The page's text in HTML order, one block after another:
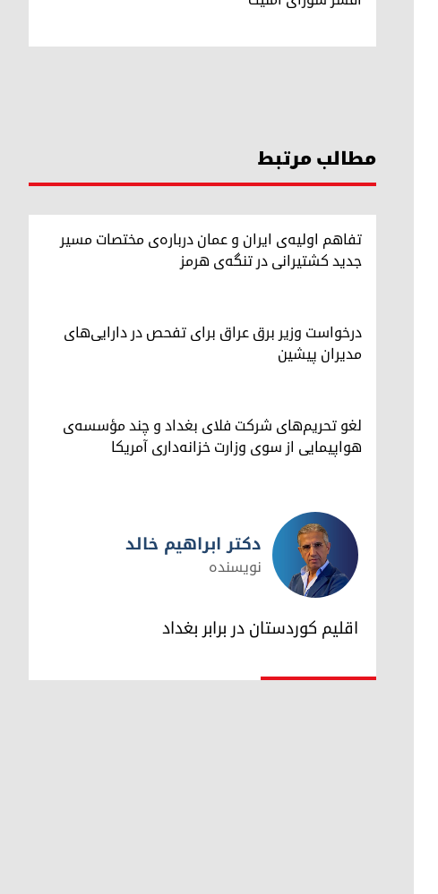
مطالب مرتبط
تفاهم اولیه‌ی ایران و عمان درباره‌ی مختصات مسیر
جدید کشتیرانی در تنگه‌ی هرمز
درخواست وزیر برق عراق برای تفحص در دارایی‌های
مدیران پیشین
لغو تحریم‌های شرکت فلای بغداد و چند مؤسسه‌ی
هواپیمایی از سوی وزارت خزانه‌داری آمریکا
دکتر ابراهیم خالد
دکتر ابراهیم خالد
نویسنده
اقلیم کوردستان در برابر بغداد